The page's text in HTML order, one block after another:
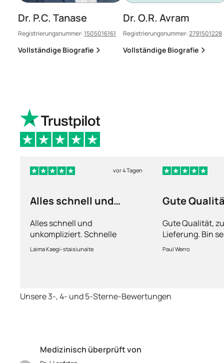
Medizinisch überprüft von
Dr. P.C. Tanase
Registrierungsnummer:1505016161
Vollständige Biografie
Dr. O.R. Avram
Registrierungsnummer:2791501228
Vollständige Biografie
vor 4 Tagen
Alles schnell und
Alles schnell und
unkompliziert. Schnelle
Lieferung.
Laima Kaegi-staisiunaite
Gute
Gute Qualität,
Lieferung. Bin
Paul Werro
Unsere 3-, 4- und 5-Sterne-Bewertungen